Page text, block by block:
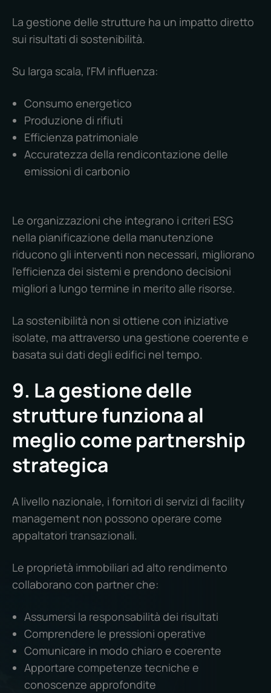
La gestione delle strutture ha un impatto diretto
sui risultati di sostenibilità.
Su larga scala, l'FM influenza:
Consumo energetico
Produzione di rifiuti
Efficienza patrimoniale
Accuratezza della rendicontazione delle
emissioni di carbonio
Le organizzazioni che integrano i criteri ESG
nella pianificazione della manutenzione
riducono gli interventi non necessari, migliorano
l'efficienza dei sistemi e prendono decisioni
migliori a lungo termine in merito alle risorse.
La sostenibilità non si ottiene con iniziative
isolate, ma attraverso una gestione coerente e
basata sui dati degli edifici nel tempo.
9. La gestione delle
strutture funziona al
meglio come partnership
strategica
A livello nazionale, i fornitori di servizi di facility
management non possono operare come
appaltatori transazionali.
Le proprietà immobiliari ad alto rendimento
collaborano con partner che:
Assumersi la responsabilità dei risultati
Comprendere le pressioni operative
Comunicare in modo chiaro e coerente
Apportare competenze tecniche e
conoscenze approfondite